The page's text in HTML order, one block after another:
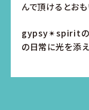
んで頂けるとおも
gypsy✴︎spiritのサ
の日常に光を添え